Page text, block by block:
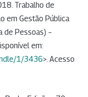
Trabalho de
em Gestão Pública
de Pessoas) –
em:
1/3436>. Acesso